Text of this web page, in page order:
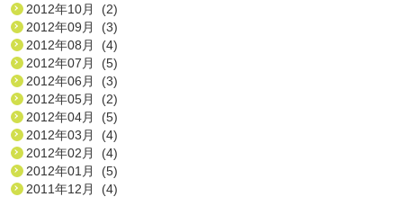
2012年10月 (2)
2012年09月 (3)
2012年08月 (4)
2012年07月 (5)
2012年06月 (3)
2012年05月 (2)
2012年04月 (5)
2012年03月 (4)
2012年02月 (4)
2012年01月 (5)
2011年12月 (4)